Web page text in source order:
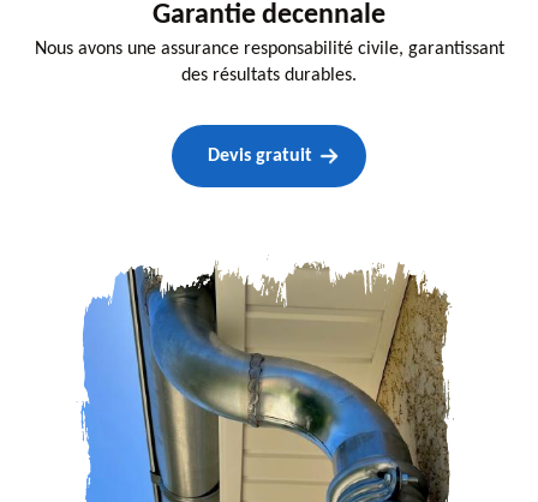
Garantie decennale
Nous avons une assurance responsabilité civile, garantissant
des résultats durables.
Devis gratuit